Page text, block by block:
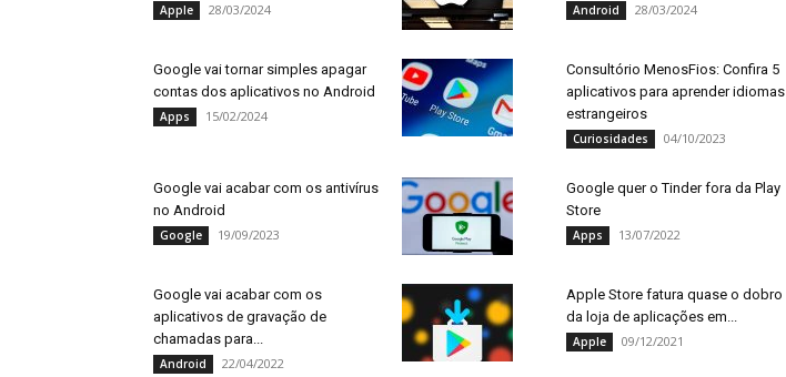
Apple 28/03/2024 Android 28/03/2024
Google vai tornar simples apagar
contas dos aplicativos no Android
Apps 15/02/2024
Consultório MenosFios: Confira 5
aplicativos para aprender idiomas
estrangeiros
Curiosidades 04/10/2023
Google vai acabar com os antivírus
no Android
Google 19/09/2023
Google quer o Tinder fora da Play
Store
Apps 13/07/2022
Google vai acabar com os
aplicativos de gravação de
chamadas para...
Android 22/04/2022
Apple Store fatura quase o dobro
da loja de aplicações em...
Apple 09/12/2021